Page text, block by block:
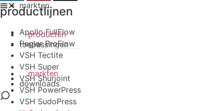
markten
toepassingen
downloads
producten
markten
productlijnen
Apollo FullFlow
Pegler ProFlow
VSH Tectite
VSH Super
VSH Shurjoint
VSH PowerPress
VSH SudoPress